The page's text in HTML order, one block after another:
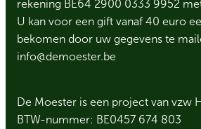
rekening BE64 2900 0333 9952
U kan voor een gift vanaf 40 euro
bekomen door uw gegevens te
info@demoester.be
De Moester is een project van vzw
BTW-nummer: BE0457 674 803